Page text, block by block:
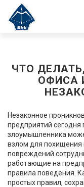
ЧТО
ОФИСА
Незаконное
предприятий сегодня
злоумышленника
взлом для похищения
повреждений
работающие на
правила поведения.
простых правил,